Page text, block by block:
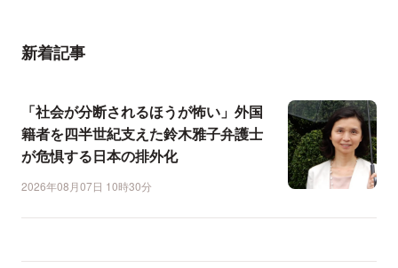
新着記事
「社会が分断されるほうが怖い」外国
籍者を四半世紀支えた鈴木雅子弁護士
が危惧する日本の排外化
2026年08月07日 10時30分